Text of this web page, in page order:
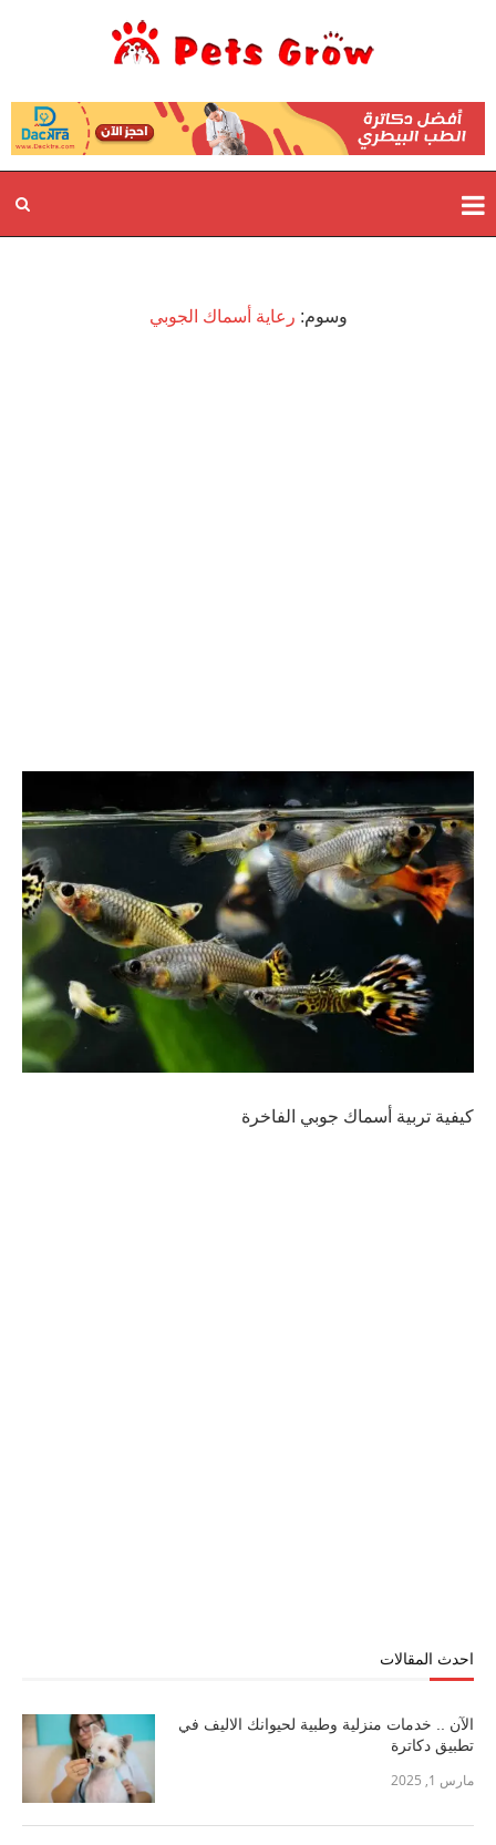
وسوم: رعاية أسماك الجوبي
كيفية تربية أسماك جوبي الفاخرة
احدث المقالات
الآن .. خدمات منزلية وطبية لحيوانك الاليف في
تطبيق دكاترة
مارس 1, 2025